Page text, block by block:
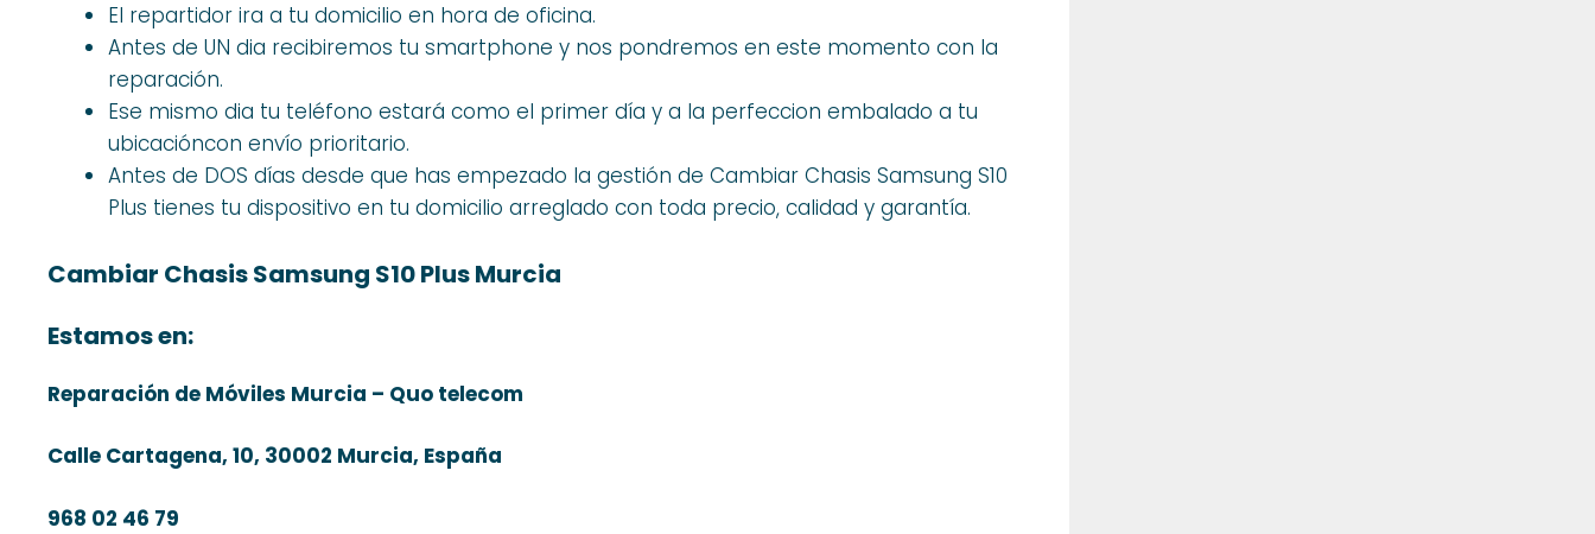
El repartidor ira a tu domicilio en hora de oficina.
Antes de UN dia recibiremos tu smartphone y nos pondremos en este momento con la
reparación.
Ese mismo dia tu teléfono estará como el primer día y a la perfeccion embalado a tu
ubicacióncon envío prioritario.
Antes de DOS días desde que has empezado la gestión de Cambiar Chasis Samsung S10
Plus tienes tu dispositivo en tu domicilio arreglado con toda precio, calidad y garantía.
Cambiar Chasis Samsung S10 Plus Murcia
Estamos en:
Reparación de Móviles Murcia – Quo telecom
Calle Cartagena, 10, 30002 Murcia, España
968 02 46 79